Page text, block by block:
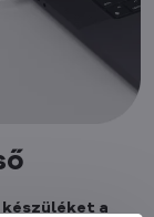
készüléket a